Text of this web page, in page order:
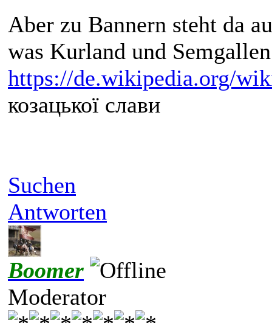
Aber zu Bannern steht da
was Kurland und
https://de.wikipedia.org/
козацької слави
Suchen
Antworten
Boomer
Moderator